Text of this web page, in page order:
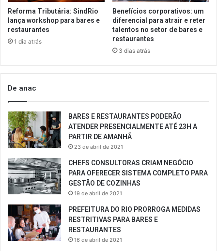
Reforma Tributária: SindRio
lança workshop para bares e
restaurantes
1 dia atrás
Benefícios corporativos: um
diferencial para atrair e reter
talentos no setor de bares e
restaurantes
3 dias atrás
De anac
BARES E RESTAURANTES PODERÃO
ATENDER PRESENCIALMENTE ATÉ 23H A
PARTIR DE AMANHÃ
23 de abril de 2021
CHEFS CONSULTORAS CRIAM NEGÓCIO
PARA OFERECER SISTEMA COMPLETO PARA
GESTÃO DE COZINHAS
19 de abril de 2021
PREFEITURA DO RIO PRORROGA MEDIDAS
RESTRITIVAS PARA BARES E
RESTAURANTES
16 de abril de 2021